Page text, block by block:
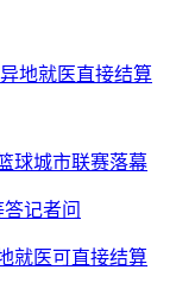
地就医直接结算
球城市联赛落幕
记者问
就医可直接结算